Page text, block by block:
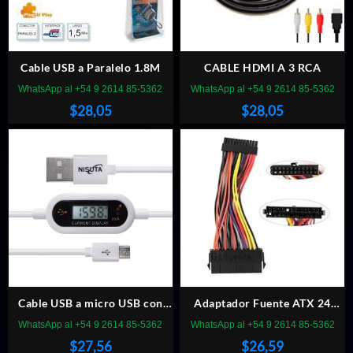
Cable USB a Paralelo 1.8M
$28,05
WhatsApp al +54 9 2614 85-5362
CABLE HDMI A 3 RCA
$28,05
WhatsApp al +54 9 2614 85-5362
Cable USB a micro USB con
pantalla y proteccion de
$27,56
WhatsApp al +54 9 2614 85-5362
Adaptador Fuente ATX 24
Pines a Mini ATX 24 Pines
$26,59
WhatsApp al +54 9 2614 85-5362